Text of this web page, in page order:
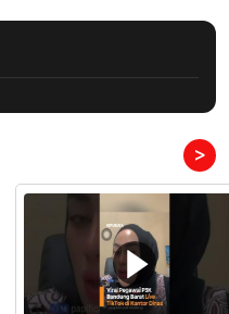
>